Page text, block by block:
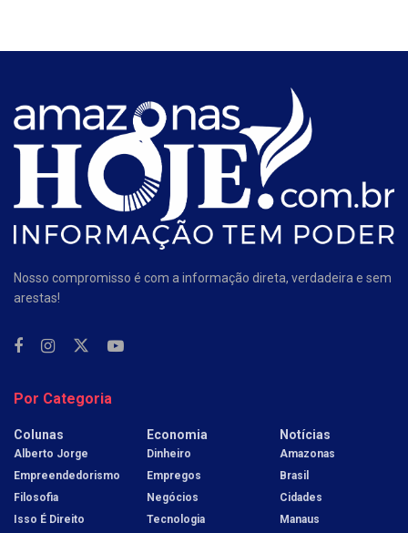
Nosso compromisso é com a informação direta, verdadeira e sem
arestas!
Por Categoria
Colunas
Alberto Jorge
Empreendedorismo
Filosofia
Isso É Direito
Economia
Dinheiro
Empregos
Negócios
Tecnologia
Notícias
Amazonas
Brasil
Cidades
Manaus